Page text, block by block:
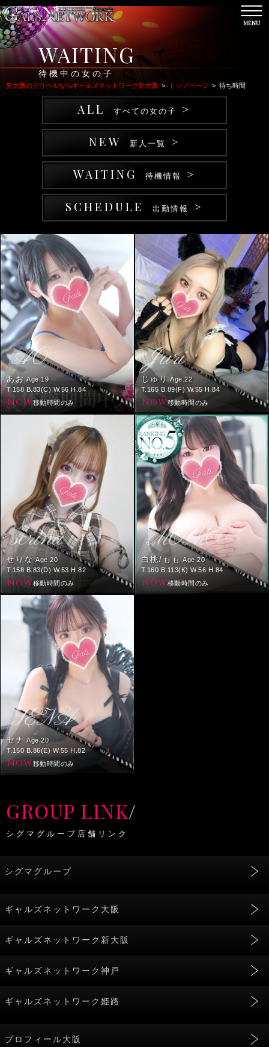
MENU
新大阪のデリヘルならギャルズネットワーク新大阪 > トップページ > 待ち時間
WAITING
待機中の女の子
ALL すべての女の子 >
NEW 新人一覧 >
WAITING 待機情報 >
SCHEDULE 出勤情報 >
AO
あお Age.19
T.158 B.83(C) W.56 H.84
NOW移動時間のみ
Juri
じゅり Age.22
T.165 B.89(F) W.55 H.84
NOW移動時間のみ
serina
せりな Age.20
T.158 B.83(D) W.53 H.82
NOW移動時間のみ
MOMO
白桃/もも Age.20
T.160 B.113(K) W.56 H.84
NOW移動時間のみ
SENA
セナ Age.20
T.150 B.86(E) W.55 H.82
NOW移動時間のみ
GROUP LINK/
シグマグループ店舗リンク
シグマグループ
ギャルズネットワーク大阪
ギャルズネットワーク新大阪
ギャルズネットワーク神戸
ギャルズネットワーク姫路
プロフィール大阪